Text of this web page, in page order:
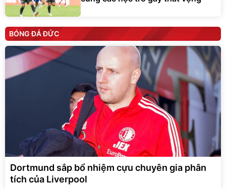
BÓNG ĐÁ ĐỨC
Dortmund sắp bổ nhiệm cựu chuyên gia phân
tích của Liverpool